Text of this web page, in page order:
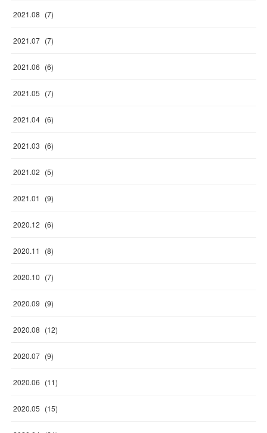
2021.08 (7)
2021.07 (7)
2021.06 (6)
2021.05 (7)
2021.04 (6)
2021.03 (6)
2021.02 (5)
2021.01 (9)
2020.12 (6)
2020.11 (8)
2020.10 (7)
2020.09 (9)
2020.08 (12)
2020.07 (9)
2020.06 (11)
2020.05 (15)